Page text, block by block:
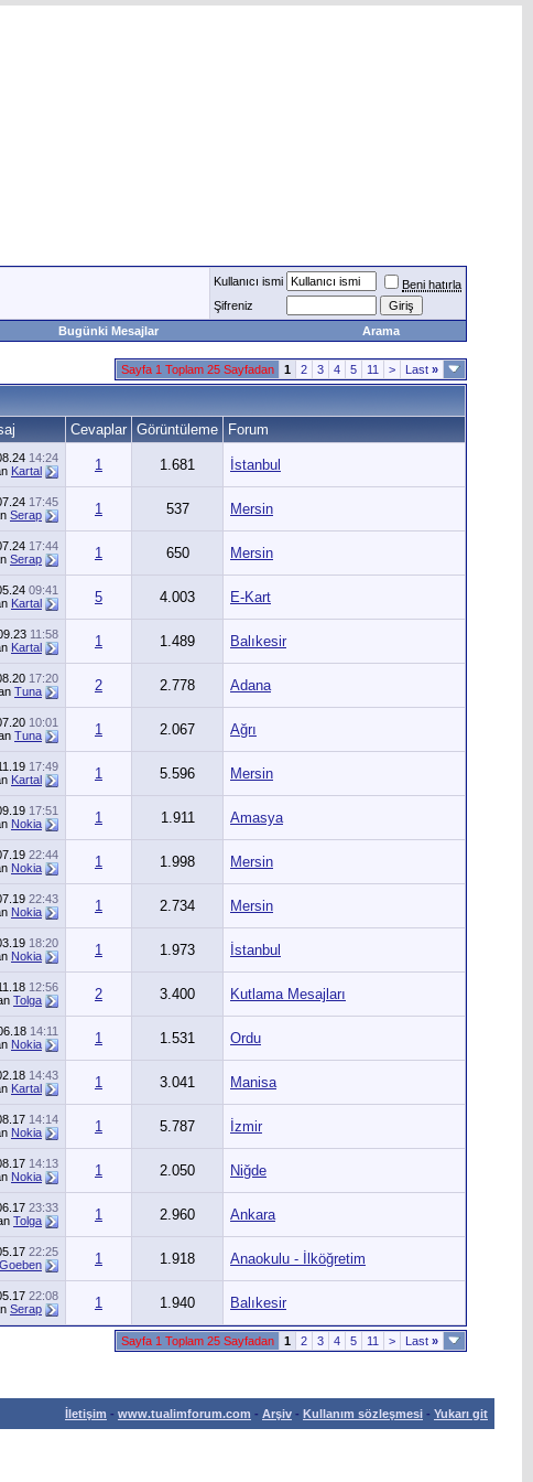
Kullanıcı ismi
Beni hatırla
Şifreniz
Bugünki Mesajlar Arama
Sayfa 1 Toplam 25 Sayfadan 1 2 3 4 5 11 > Last »
Cevaplar Görüntüleme
Forum
14:24
Kartal 1 1.681 İstanbul
17:45
Serap 1 537 Mersin
17:44
Serap 1 650 Mersin
09:41
Kartal 5 4.003 E-Kart
11:58
Kartal 1 1.489 Balıkesir
17:20
Tuna 2 2.778 Adana
10:01
Tuna 1 2.067 Ağrı
17:49
Kartal 1 5.596 Mersin
17:51
Nokia 1 1.911 Amasya
22:44
Nokia 1 1.998 Mersin
22:43
Nokia 1 2.734 Mersin
18:20
Nokia 1 1.973 İstanbul
12:56
Tolga 2 3.400 Kutlama Mesajları
14:11
Nokia 1 1.531 Ordu
14:43
Kartal 1 3.041 Manisa
14:14
Nokia 1 5.787 İzmir
14:13
Nokia 1 2.050 Niğde
23:33
Tolga 1 2.960 Ankara
22:25
Goeben 1 1.918 Anaokulu - İlköğretim
22:08
Serap 1 1.940 Balıkesir
Sayfa 1 Toplam 25 Sayfadan 1 2 3 4 5 11 > Last »
İletişim - www.tualimforum.com - Arşiv - Kullanım sözleşmesi - Yukarı git